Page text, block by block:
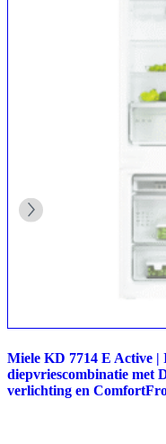
Miele KD 7714 E Active |
diepvriescombinatie met
verlichting en